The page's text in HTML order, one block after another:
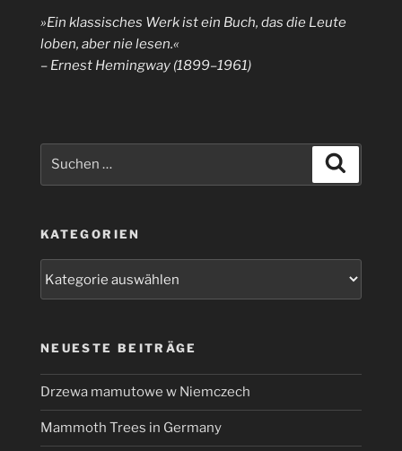
»Ein klassisches Werk ist ein Buch, das die Leute
loben, aber nie lesen.«
– Ernest Hemingway (1899–1961)
KATEGORIEN
NEUESTE BEITRÄGE
Drzewa mamutowe w Niemczech
Mammoth Trees in Germany